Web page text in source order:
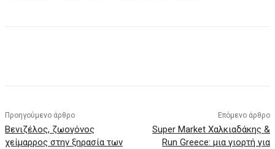
Προηγούμενο άρθρο
Βενιζέλος, ζωογόνος
χείμαρρος στην ξηρασία των
Επόμενο άρθρο
Super Market Χαλκιαδάκης &
Run Greece: μια γιορτή για